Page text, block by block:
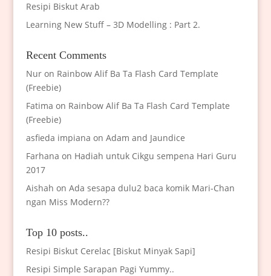
Resipi Biskut Arab
Learning New Stuff – 3D Modelling : Part 2.
Recent Comments
Nuron Rainbow Alif Ba Ta Flash Card Template
(Freebie)
Fatima on Rainbow Alif Ba Ta Flash Card Template
(Freebie)
asfieda impiana on Adam and Jaundice
Farhana on Hadiah untuk Cikgu sempena Hari Guru
2017
Aishah on Ada sesapa dulu2 baca komik Mari-Chan
ngan Miss Modern??
Top 10 posts..
Resipi Biskut Cerelac [Biskut Minyak Sapi]
Resipi Simple Sarapan Pagi Yummy..